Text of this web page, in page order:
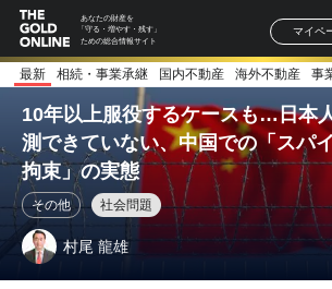
あなたの財産を
「守る・増やす・残す」
ための総合情報サイト
マイペ
最新 相続・事業承継 国内不動産 海外不動産 事
10年以上服役するケースも…日本
測できていない、中国での「スパ
拘束」の実態
その他 社会問題
村尾 龍雄